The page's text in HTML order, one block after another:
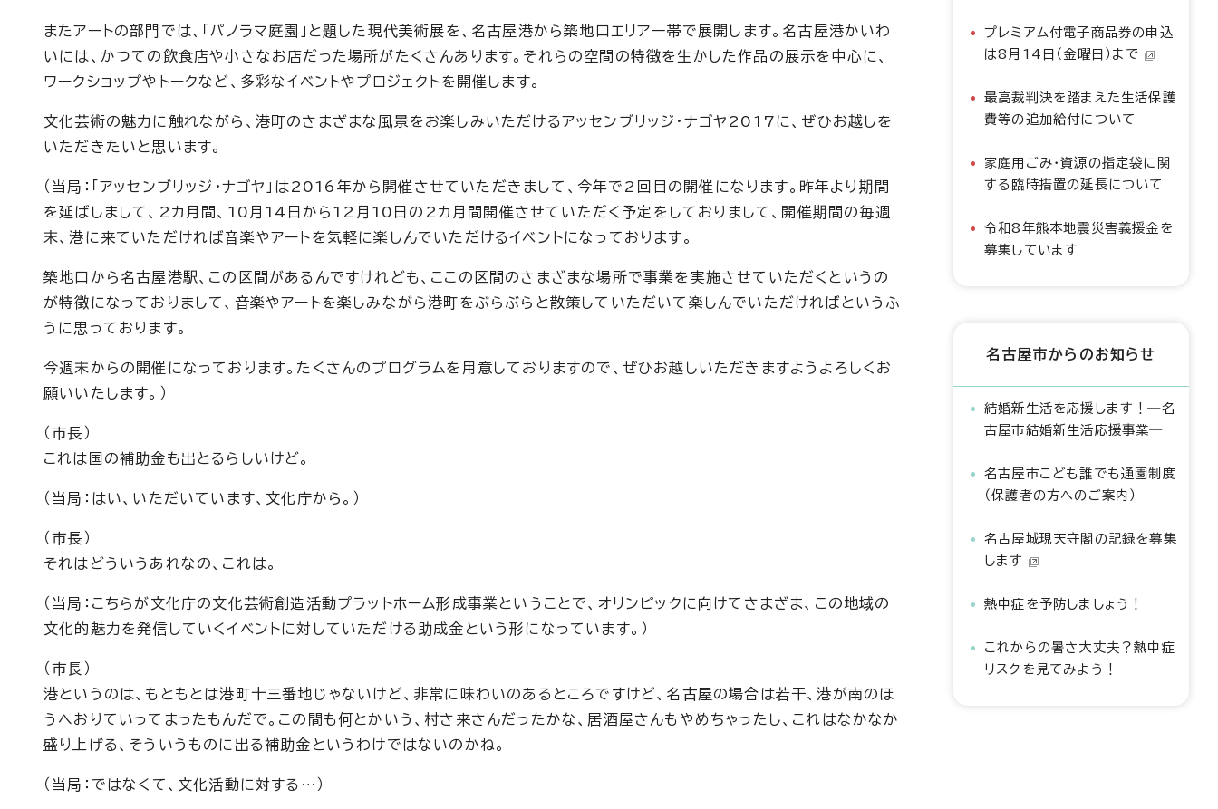
またアートの部門では、「パノラマ庭園」と題した現代美術展を、名古屋港から築地口エリア一帯で展開します。名古屋港かいわ
いには、かつての飲食店や小さなお店だった場所がたくさんあります。それらの空間の特徴を生かした作品の展示を中心に、
ワークショップやトークなど、多彩なイベントやプロジェクトを開催します。
文化芸術の魅力に触れながら、港町のさまざまな風景をお楽しみいただけるアッセンブリッジ・ナゴヤ2017に、ぜひお越しを
いただきたいと思います。
（当局：「アッセンブリッジ・ナゴヤ」は2016年から開催させていただきまして、今年で2回目の開催になります。昨年より期間
を延ばしまして、2カ月間、10月14日から12月10日の2カ月間開催させていただく予定をしておりまして、開催期間の毎週
末、港に来ていただければ音楽やアートを気軽に楽しんでいただけるイベントになっております。
築地口から名古屋港駅、この区間があるんですけれども、ここの区間のさまざまな場所で事業を実施させていただくというの
が特徴になっておりまして、音楽やアートを楽しみながら港町をぶらぶらと散策していただいて楽しんでいただければというふ
うに思っております。
今週末からの開催になっております。たくさんのプログラムを用意しておりますので、ぜひお越しいただきますようよろしくお
願いいたします。）
（市長）
これは国の補助金も出とるらしいけど。
（当局：はい、いただいています、文化庁から。）
（市長）
それはどういうあれなの、これは。
（当局：こちらが文化庁の文化芸術創造活動プラットホーム形成事業ということで、オリンピックに向けてさまざま、この地域の
文化的魅力を発信していくイベントに対していただける助成金という形になっています。）
（市長）
港というのは、もともとは港町十三番地じゃないけど、非常に味わいのあるところですけど、名古屋の場合は若干、港が南のほ
うへおりていってまったもんだで。この間も何とかいう、村さ来さんだったかな、居酒屋さんもやめちゃったし、これはなかなか
盛り上げる、そういうものに出る補助金というわけではないのかね。
（当局：ではなくて、文化活動に対する…）
プレミアム付電子商品券の申込
は8月14日（金曜日）まで
最高裁判決を踏まえた生活保護
費等の追加給付について
家庭用ごみ・資源の指定袋に関
する臨時措置の延長について
令和8年熊本地震災害義援金を
募集しています
名古屋市からのお知らせ
結婚新生活を応援します！―名
古屋市結婚新生活応援事業―
名古屋市こども誰でも通園制度
（保護者の方へのご案内）
名古屋城現天守閣の記録を募集
します
熱中症を予防しましょう！
これからの暑さ大丈夫？熱中症
リスクを見てみよう！